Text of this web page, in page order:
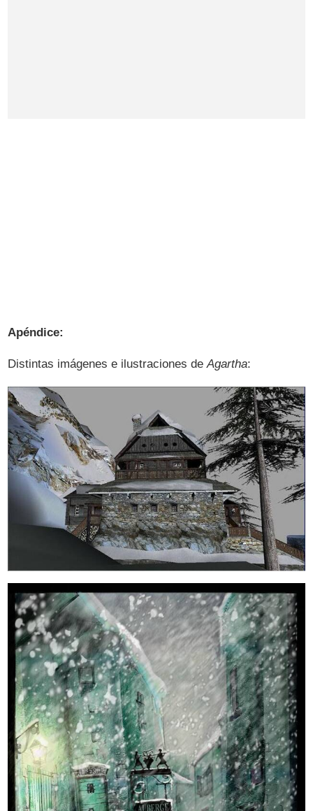
Apéndice:
Distintas imágenes e ilustraciones deAgartha: